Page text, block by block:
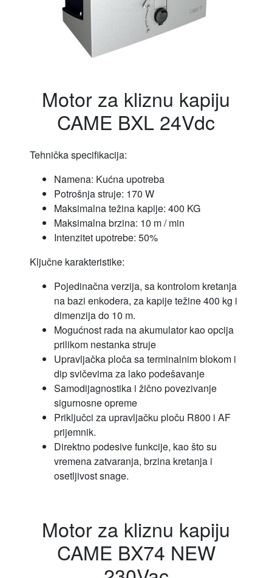
Motor za kliznu kapiju
CAME BXL 24Vdc
Tehnička specifikacija:
Namena: Kućna upotreba
Potrošnja struje: 170 W
Maksimalna težina kapije: 400 KG
Maksimalna brzina: 10 m / min
Intenzitet upotrebe: 50%
Ključne karakteristike:
Pojedinačna verzija, sa kontrolom kretanja
na bazi enkodera, za kapije težine 400 kg i
dimenzija do 10 m.
Mogućnost rada na akumulator kao opcija
prilikom nestanka struje
Upravljačka ploča sa terminalnim blokom i
dip svičevima za lako podešavanje
Samodijagnostika i žično povezivanje
sigurnosne opreme
Priključci za upravljačku ploču R800 i AF
prijemnik.
Direktno podesive funkcije, kao što su
vremena zatvaranja, brzina kretanja i
osetljivost snage.
Motor za kliznu kapiju
CAME BX74 NEW